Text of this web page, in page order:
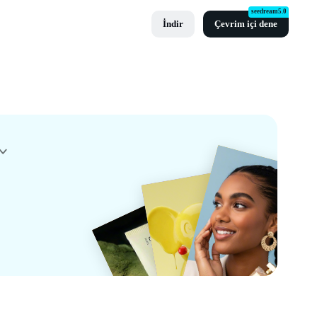
İndir Çevrim içi dene
seedream5.0